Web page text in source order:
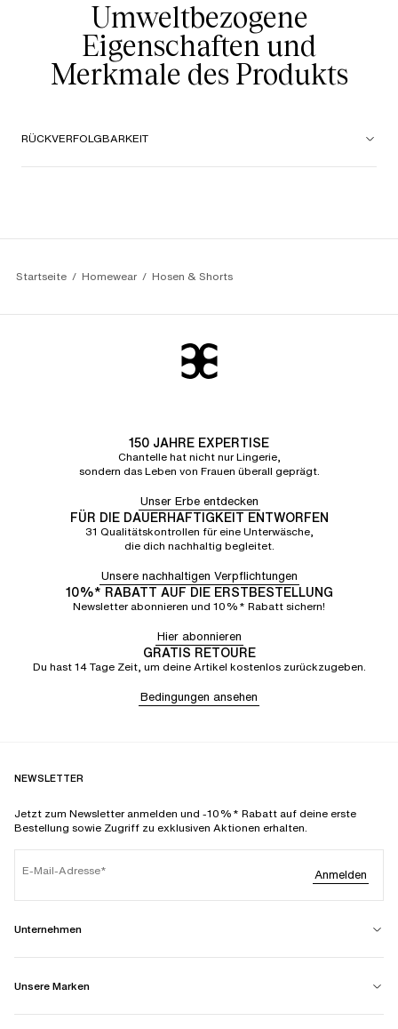
Umweltbezogene
Eigenschaften und
Merkmale des Produkts
RÜCKVERFOLGBARKEIT
Startseite Homewear Hosen & Shorts
150 JAHRE EXPERTISE
Chantelle hat nicht nur Lingerie,
sondern das Leben von Frauen überall geprägt.
Unser Erbe entdecken
FÜR DIE DAUERHAFTIGKEIT ENTWORFEN
31 Qualitätskontrollen für eine Unterwäsche,
die dich nachhaltig begleitet.
Unsere nachhaltigen Verpflichtungen
10%* RABATT AUF DIE ERSTBESTELLUNG
Newsletter abonnieren und 10%* Rabatt sichern!
Hier abonnieren
GRATIS RETOURE
Du hast 14 Tage Zeit, um deine Artikel kostenlos zurückzugeben.
Bedingungen ansehen
NEWSLETTER
Jetzt zum Newsletter anmelden und -10%* Rabatt auf deine erste
Bestellung sowie Zugriff zu exklusiven Aktionen erhalten.
E-Mail-Adresse Anmelden
Unternehmen
Unsere Marken